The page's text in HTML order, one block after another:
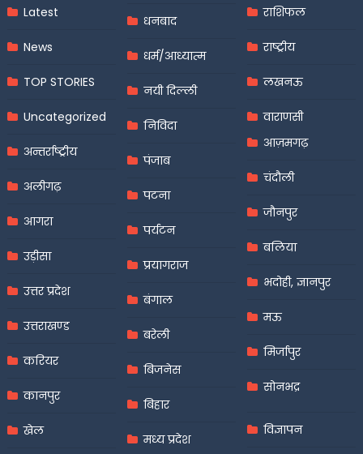
Latest
News
TOP STORIES
Uncategorized
अन्तर्राष्ट्रीय
अलीगढ़
आगरा
उड़ीसा
उत्तर प्रदेश
उत्तराखण्ड
करियर
कानपुर
खेल
धनबाद
धर्म/आध्यात्म
नयी दिल्ली
निविदा
पंजाब
पटना
पर्यटन
प्रयागराज
बंगाल
बरेली
बिजनेस
बिहार
मध्य प्रदेश
राशिफल
राष्ट्रीय
लखनऊ
वाराणसी
आज़मगढ़
चंदौली
जौनपुर
बलिया
भदोही, ज्ञानपुर
मऊ
मिर्जापुर
सोनभद्र
विज्ञापन